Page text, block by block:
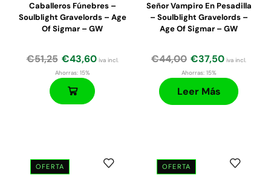
Caballeros Fúnebres –
Soulblight Gravelords – Age
Of Sigmar – GW
€51,25 €43,60 iva incl.
Ahorras:15%
Señor Vampiro En Pesadilla
– Soulblight Gravelords –
Age Of Sigmar – GW
€44,00 €37,50 iva incl.
Ahorras:15%
Leer Más
OFERTA OFERTA